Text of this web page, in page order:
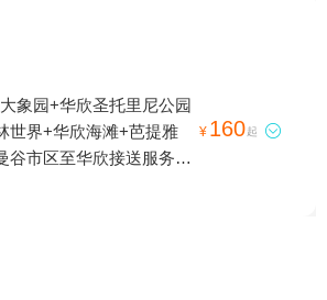
象园+华欣圣托里尼公园
世界+华欣海滩+芭提雅
谷市区至华欣接送服务
¥ 160起 